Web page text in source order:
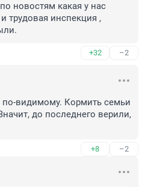
новостям какая у нас
и трудовая инспекция ,
+32 –2
по-видимому. Кормить семьи
до последнего верили,
+8 –2